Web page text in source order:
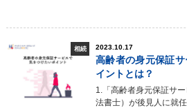
相続 2023.10.17
高齢者の身元保証
イントとは？
1.「高齢者身元保証サ
法書士）が後見人に就